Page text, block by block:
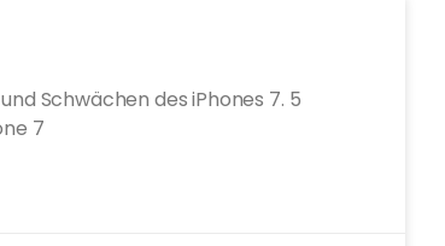
Schwächen des iPhones 7. 5
7